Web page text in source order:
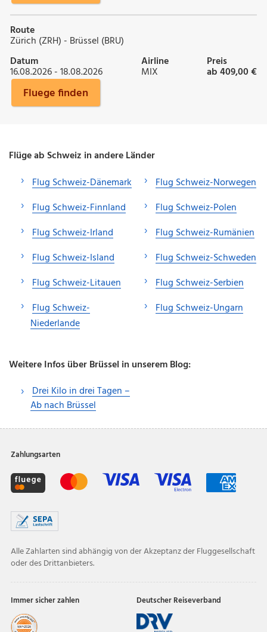
Route
Zürich (ZRH) - Brüssel (BRU)
Datum
16.08.2026 - 18.08.2026
Airline
MIX
Preis
ab 409,00 €
Fluege finden
Flüge ab Schweiz in andere Länder
Flug Schweiz-Dänemark
Flug Schweiz-Finnland
Flug Schweiz-Irland
Flug Schweiz-Island
Flug Schweiz-Litauen
Flug Schweiz-
Niederlande
Flug Schweiz-Norwegen
Flug Schweiz-Polen
Flug Schweiz-Rumänien
Flug Schweiz-Schweden
Flug Schweiz-Serbien
Flug Schweiz-Ungarn
Weitere Infos über Brüssel in unserem Blog:
Drei Kilo in drei Tagen –
Ab nach Brüssel